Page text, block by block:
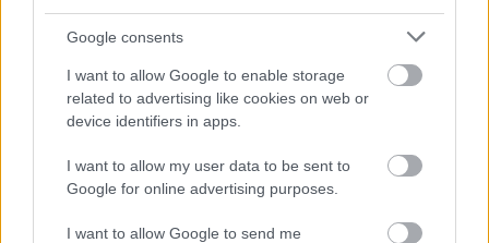
Google consents
I want to allow Google to enable storage
related to advertising like cookies on web or
device identifiers in apps.
I want to allow my user data to be sent to
Google for online advertising purposes.
I want to allow Google to send me
Majka koncert, jóga szeánsz, “borhajózás” és egy csomó minden
Szólj hozzá!